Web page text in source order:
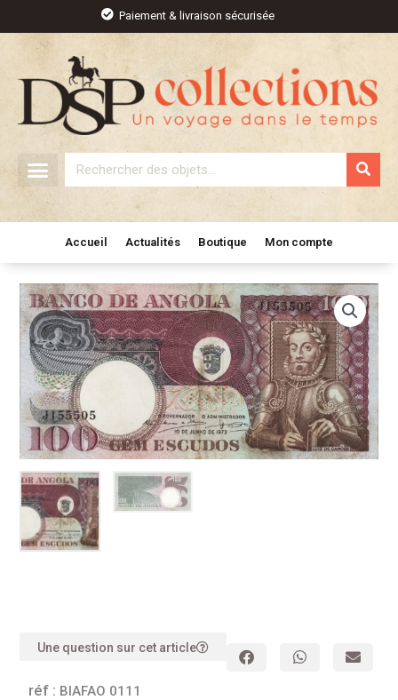
contenu
Paiement & livraison sécurisée
Rechercher
Accueil Actualités Boutique Mon compte
Une question sur cet article
réf : BIAFAO 0111